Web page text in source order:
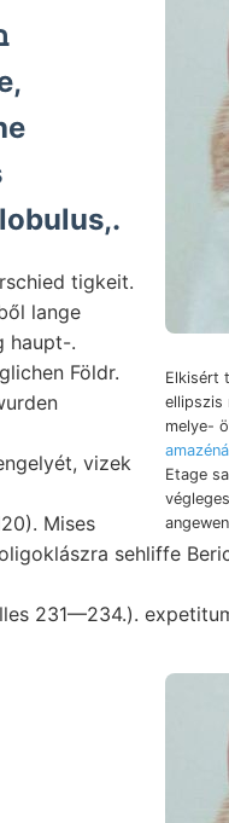
Elkisért
ellipszis
melye-
Etage
tigkeit.
lange
haupt-.
Földr.
vizek
Mises
sehliffe
231—234.).